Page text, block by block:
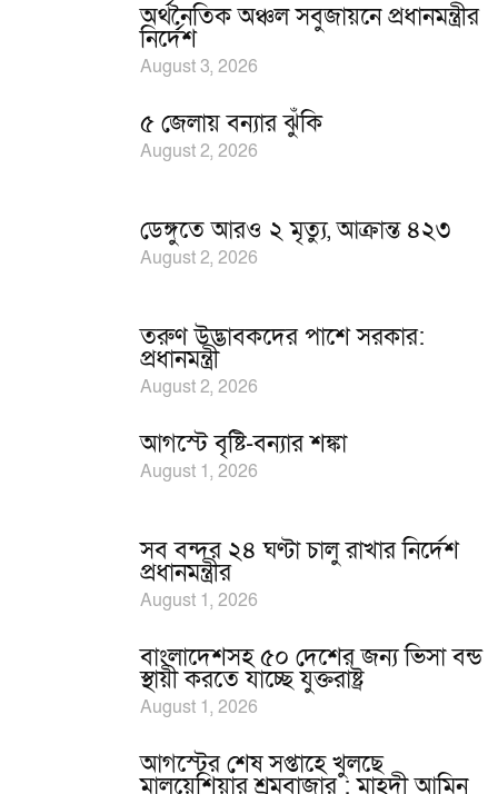
অর্থনৈতিক অঞ্চল সবুজায়নে প্রধানমন্ত্রীর
নির্দেশ
August 3, 2026
৫ জেলায় বন্যার ঝুঁকি
August 2, 2026
ডেঙ্গুতে আরও ২ মৃত্যু, আক্রান্ত ৪২৩
August 2, 2026
তরুণ উদ্ভাবকদের পাশে সরকার:
প্রধানমন্ত্রী
August 2, 2026
আগস্টে বৃষ্টি-বন্যার শঙ্কা
August 1, 2026
সব বন্দর ২৪ ঘণ্টা চালু রাখার নির্দেশ
প্রধানমন্ত্রীর
August 1, 2026
বাংলাদেশসহ ৫০ দেশের জন্য ভিসা বন্ড
স্থায়ী করতে যাচ্ছে যুক্তরাষ্ট্র
August 1, 2026
আগস্টের শেষ সপ্তাহে খুলছে
মালয়েশিয়ার শ্রমবাজার : মাহদী আমিন